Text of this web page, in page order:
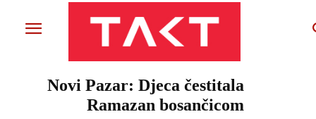
Novi Pazar: Djeca čestitala
Ramazan bosančicom